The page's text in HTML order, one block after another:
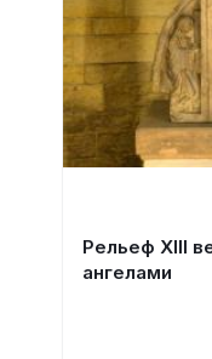
Рельеф XIII
ангелами